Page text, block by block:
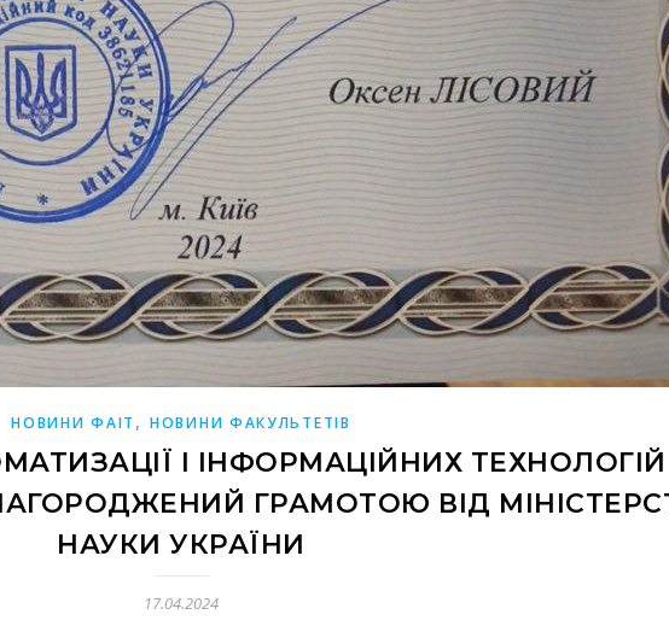
НОВИНИ ФАІТ ,НОВИНИ ФАКУЛЬТЕТІВ
І ІНФОРМАЦІЙНИХ
ГРАМОТОЮ ВІД
НАУКИ УКРАЇНИ
17.04.2024